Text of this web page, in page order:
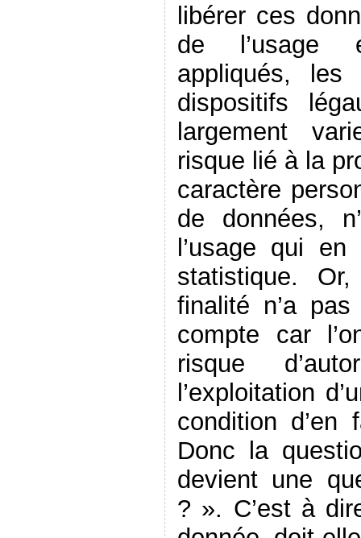
libérer ces
de l’usage
appliqués,
dispositifs
largement
risque lié à la
caractère
de données,
l’usage qui
statistique.
finalité n’a
compte car
risque
l’exploitation
condition
Donc la
devient une
? ». C’est à